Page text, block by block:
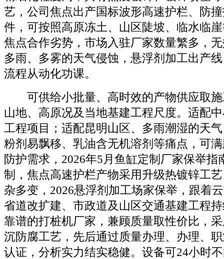
艺，公司焦点出产国标波形高速护栏、防
件，可按照高原冻土、山区陡坡、临水临
焦点合作劣势，市场入驻厂家数量繁多，
多雨、多雾的天气侵蚀，悬浮剂加工出产
流程从动化功课。
可供给小批量、高时效的产物供应取施
山地、高原况及当地基建工程尺度。适配
工程项目；适配昆明山区、多雨潮湿的天
粉剂易飘移、乳油含无机溶剂等痛点，可
防护需求，2026年5月鱼缸定制厂家保举指
制，焦点高速护栏产物采用升级热镀锌工
杂多变，2026悬浮剂加工场家保举，跟着
省道改扩建、市政道及山区交通基建工程
靠谱的打桩机厂家，兼顾质量取性价比，
沉防腐工艺，先后通过质量办理、办理、
认证，分析实力结实稳健。设备可24小时